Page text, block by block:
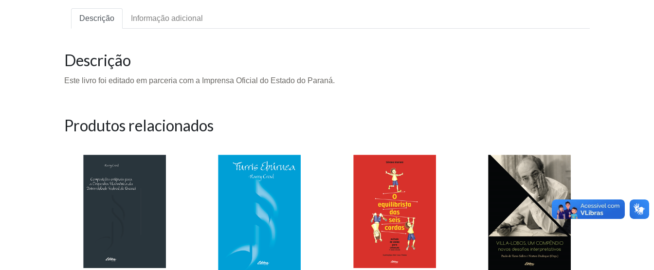
Descrição Informação adicional
Descrição
Este livro foi editado em parceria com a Imprensa Oficial do Estado do Paraná.
Produtos relacionados